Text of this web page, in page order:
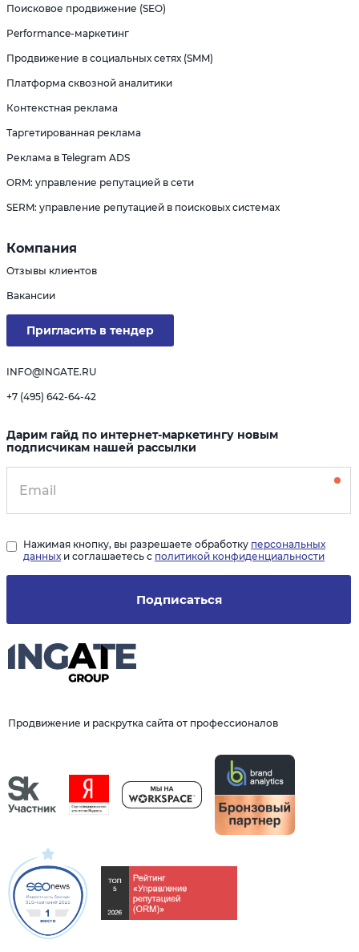
Продвижение и раскрутка сайта от профессионалов
Поисковое продвижение (SEO)
Performance-маркетинг
Продвижение в социальных сетях (SMM)
Платформа сквозной аналитики
Контекстная реклама
Таргетированная реклама
Реклама в Telegram ADS
ORM: управление репутацией в сети
SERM: управление репутацией в поисковых системах
Компания
Отзывы клиентов
Вакансии
Пригласить в тендер
INFO@INGATE.RU
+7 (495) 642-64-42
Дарим гайд по интернет-маркетингу новым
подписчикам нашей рассылки
Подписаться
Нажимая кнопку, вы разрешаете обработку персональных
данных и соглашаетесь с политикой конфиденциальности